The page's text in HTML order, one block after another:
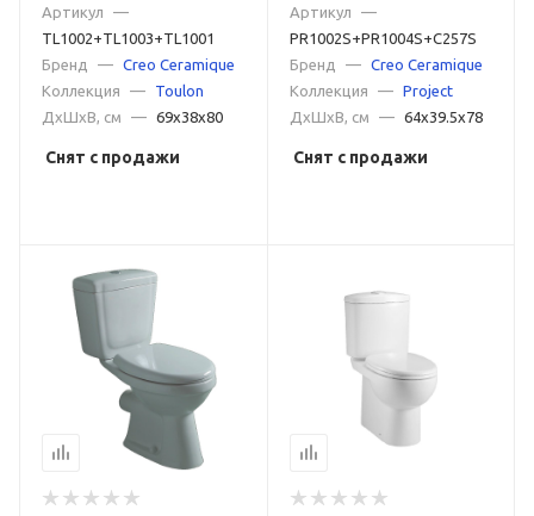
TL1002+TL1003+TL1001
белый
Артикул
—
TL1002+TL1003+TL1001
Бренд
— Creo Ceramique
Коллекция
—
Toulon
ДxШxВ, см
— 69x38x80
Снят с продажи
PR1002S+PR1004S+C257S
белый
Артикул
—
PR1002S+PR1004S+C257S
Бренд
—
Creo Ceramique
Коллекция
—
Project
ДxШxВ, см
— 64x39.5x78
Снят с продажи